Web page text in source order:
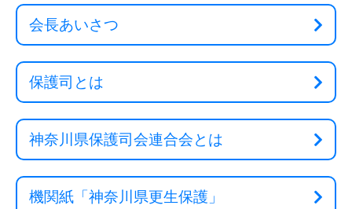
会長あいさつ
保護司とは
神奈川県保護司会連合会とは
機関紙「神奈川県更生保護」